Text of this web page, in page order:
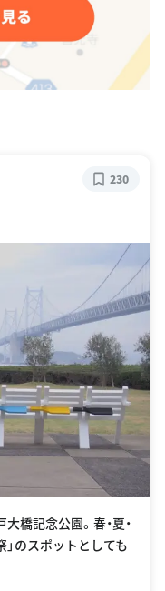
230
橋記念公園。春・夏・
のスポットとしても